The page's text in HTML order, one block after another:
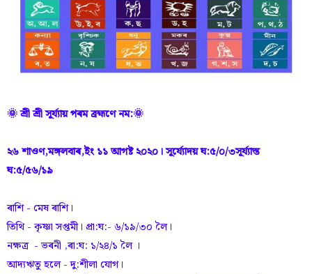
🌞 শ্ৰী শ্ৰী সূৰ্য্যায় পৰম ব্ৰহ্মণে নম:🌞
২৬ শাওণ,মঙ্গলবাৰ,ইং ১১ আগষ্ট ২০২০।সূৰ্য্যোদয় ঘ:৫/০/৩সূৰ্য্যাস্ত
ঘ:৫/৫৬/১৯
ৰাশি - মেষ ৰাশি।
তিথি - কৃষ্ণা সপ্তমী। প্ৰা:ঘ:- ৬/১৯/৩০ লৈ।
নক্ষত্ৰ - ভৰনী ,ৰা:ঘ: ১/২৪/১ লৈ ।
আদ্যঋতু হলে - দু:শীলা যোগ।